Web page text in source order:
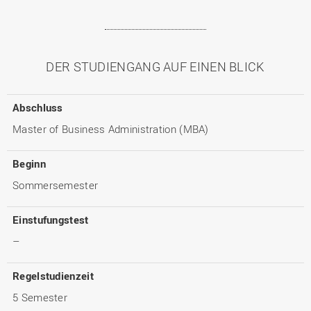
DER STUDIENGANG AUF EINEN BLICK
Abschluss
Master of Business Administration (MBA)
Beginn
Sommersemester
Einstufungstest
–
Regelstudienzeit
5 Semester